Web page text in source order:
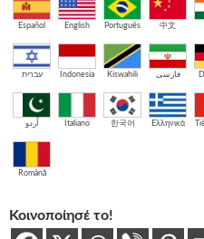
Español English Português 中文
עברית Indonesia Kiswahili فارسی
اُردو Italiano 한국어 Ελληνικά
Română
Κοινοποίησέ το!